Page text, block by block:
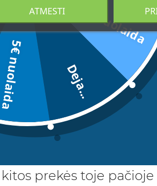
kitos prekės toje
ATMESTI 3€ nuolaida
Deja...
5€ nuolaida